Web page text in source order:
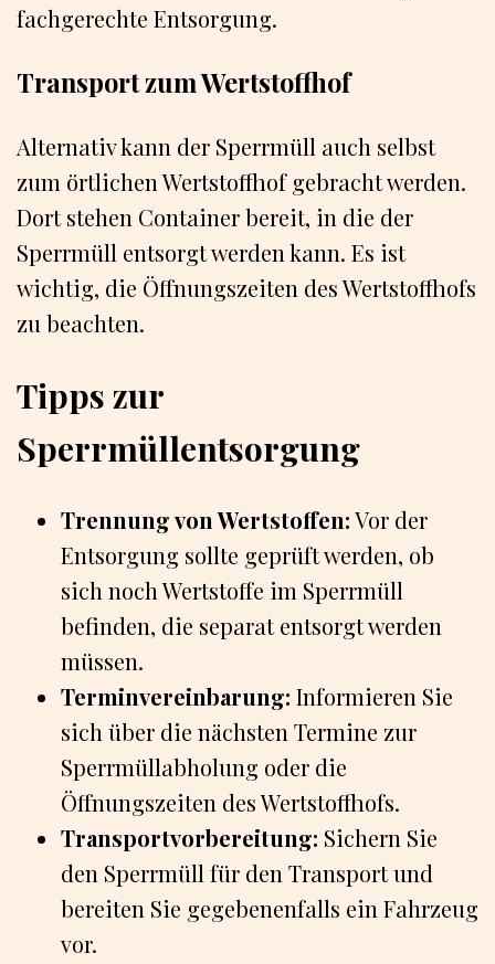
fachgerechte Entsorgung.
Transport zum Wertstoffhof
Alternativ kann der Sperrmüll auch selbst
zum örtlichen Wertstoffhof gebracht werden.
Dort stehen Container bereit, in die der
Sperrmüll entsorgt werden kann. Es ist
wichtig, die Öffnungszeiten des Wertstoffhofs
zu beachten.
Tipps zur
Sperrmüllentsorgung
Trennung von Wertstoffen:Vor der
Entsorgung sollte geprüft werden, ob
sich noch Wertstoffe im Sperrmüll
befinden, die separat entsorgt werden
müssen.
Terminvereinbarung: Informieren Sie
sich über die nächsten Termine zur
Sperrmüllabholung oder die
Öffnungszeiten des Wertstoffhofs.
Transportvorbereitung: Sichern Sie
den Sperrmüll für den Transport und
bereiten Sie gegebenenfalls ein Fahrzeug
vor.